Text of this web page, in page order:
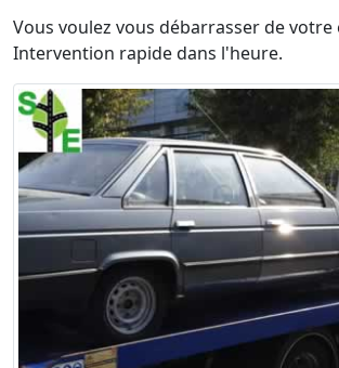
Vous voulez vous débarrasser de votre
Intervention rapide dans l'heure.